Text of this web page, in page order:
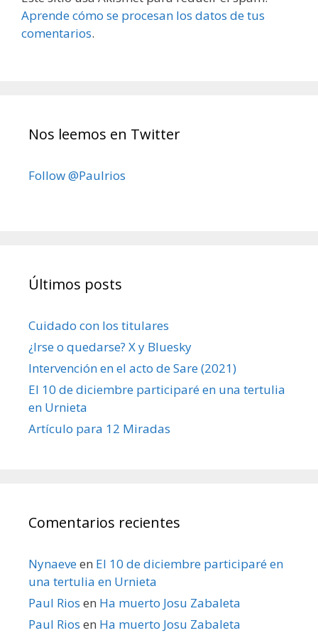
Aprende cómo se procesan los datos de tus
comentarios.
Nos leemos en Twitter
Follow @Paulrios
Últimos posts
Cuidado con los titulares
¿Irse o quedarse? X y Bluesky
Intervención en el acto de Sare (2021)
El 10 de diciembre participaré en una tertulia
en Urnieta
Artículo para 12 Miradas
Comentarios recientes
Nynaeveen El 10 de diciembre participaré en
una tertulia en Urnieta
Paul Rios en Ha muerto Josu Zabaleta
Paul Rios en Ha muerto Josu Zabaleta